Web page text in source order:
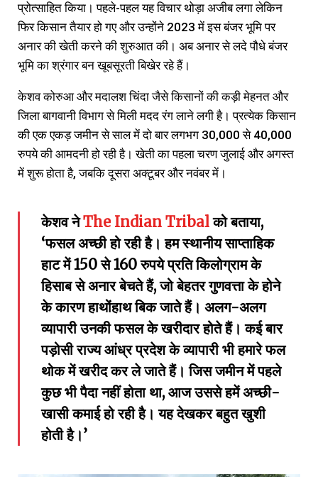
प्रोत्साहित किया। पहले-पहल यह विचार थोड़ा अजीब लगा लेकिन
फिर किसान तैयार हो गए और उन्होंने 2023 में इस बंजर भूमि पर
अनार की खेती करने की शुरुआत की। अब अनार से लदे पौधे बंजर
भूमि का श्रंगार बन खूबसूरती बिखेर रहे हैं।
केशव कोरुआ और मदालश चिंदा जैसे किसानों की कड़ी मेहनत और
जिला बागवानी विभाग से मिली मदद रंग लाने लगी है। प्रत्येक किसान
की एक एकड़ जमीन से साल में दो बार लगभग 30,000 से 40,000
रुपये की आमदनी हो रही है। खेती का पहला चरण जुलाई और अगस्त
में शुरू होता है, जबकि दूसरा अक्टूबर और नवंबर में।
केशव नेThe Indian Tribalको बताया,
‘फसल अच्छी हो रही है। हम स्थानीय साप्ताहिक
हाट में150से160रुपये प्रति किलोग्राम के
हिसाब से अनार बेचते हैं,जो बेहतर गुणवत्ता के होने
के कारण हाथोंहाथ बिक जाते हैं। अलग-अलग
व्यापारी उनकी फसल के खरीदार होते हैं। कई बार
पड़ोसी राज्य आंध्र प्रदेश के व्यापारी भी हमारे फल
थोक में खरीद कर ले जाते हैं। जिस जमीन में पहले
कुछ भी पैदा नहीं होता था, आज उससे हमें अच्छी-
खासी कमाई हो रही है। यह देखकर बहुत खुशी
होती है।’